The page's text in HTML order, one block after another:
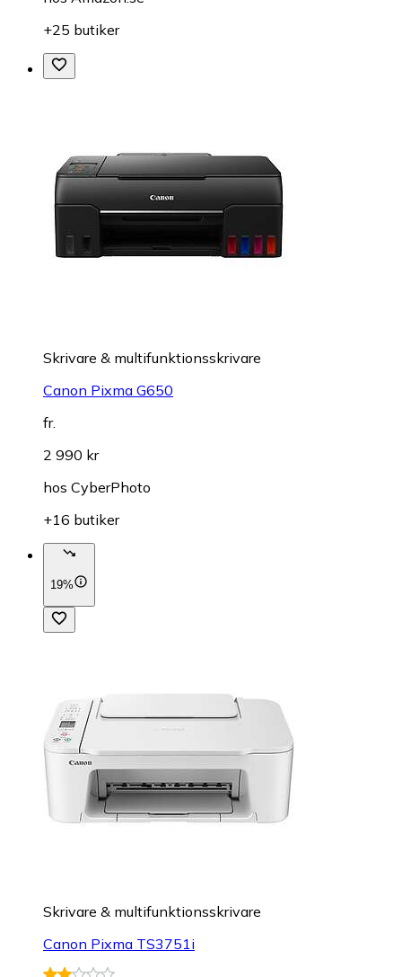
+25 butiker
Skrivare & multifunktionsskrivare
Canon Pixma G650
fr.
2 990 kr
hos CyberPhoto
+16 butiker
19%
Skrivare & multifunktionsskrivare
Canon Pixma TS3751i